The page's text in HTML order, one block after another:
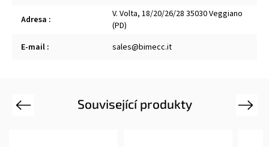
Adresa :
V. Volta, 18/20/26/28 35030 Veggiano
(PD)
E-mail : sales@bimecc.it
Související produkty
Previous Next